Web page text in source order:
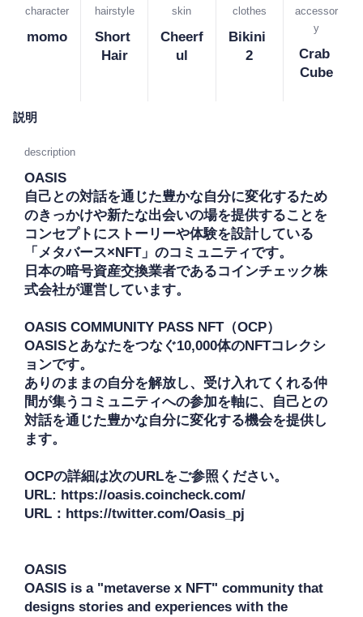
character
momo
hairstyle
Short
Hair
skin
Cheerf
ul
clothes
Bikini
2
accessor
y
Crab
Cube
説明
description
OASIS
自己との対話を通じた豊かな自分に変化するため
のきっかけや新たな出会いの場を提供することを
コンセプトにストーリーや体験を設計している
「メタバース×NFT」のコミュニティです。
日本の暗号資産交換業者であるコインチェック株
式会社が運営しています。
OASIS COMMUNITY PASS NFT（OCP）
OASISとあなたをつなぐ10,000体のNFTコレクシ
ョンです。
ありのままの自分を解放し、受け入れてくれる仲
間が集うコミュニティへの参加を軸に、自己との
対話を通じた豊かな自分に変化する機会を提供し
ます。
OCPの詳細は次のURLをご参照ください。
URL: https://oasis.coincheck.com/
URL：https://twitter.com/Oasis_pj
OASIS
OASIS is a "metaverse x NFT" community that
designs stories and experiences with the